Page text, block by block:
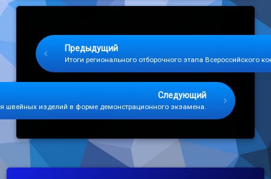
Предыдущий
Итоги регионального отборочного этапа Всероссийского
Следующий
швейных изделий в форме демонстрационного экзамена.